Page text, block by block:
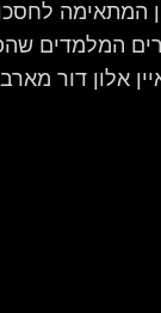
המלמדים
אלון דור